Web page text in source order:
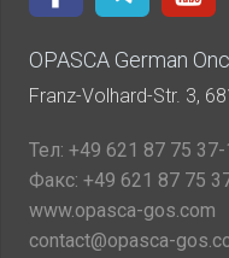
OPASCA German
Franz-Volhard-Str. 3,
Тел: +49 621 87 75 37-
Факс: +49 621 87 75
www.opasca-gos.com
contact@opasca-